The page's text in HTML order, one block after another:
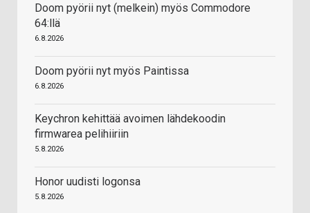
Doom pyörii nyt (melkein) myös Commodore
64:llä
6.8.2026
Doom pyörii nyt myös Paintissa
6.8.2026
Keychron kehittää avoimen lähdekoodin
firmwarea pelihiiriin
5.8.2026
Honor uudisti logonsa
5.8.2026